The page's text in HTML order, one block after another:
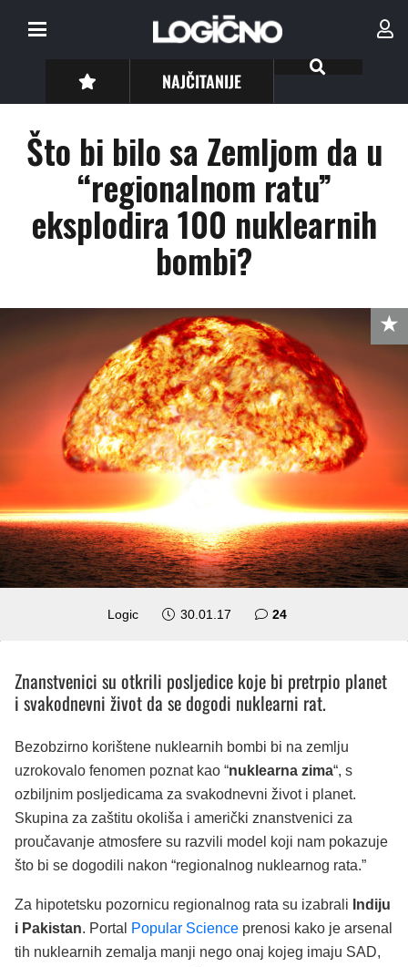
NAJČITANIJE
Što bi bilo sa Zemljom da u
“regionalnom ratu”
eksplodira 100 nuklearnih
bombi?
Logic 30.01.17 24komentara
Znanstvenici su otkrili posljedice koje bi pretrpio planet
i svakodnevni život da se dogodi nuklearni rat.
Bezobzirno korištene nuklearnih bombi bi na zemlju
uzrokovalo fenomen poznat kao “nuklearna zima“, s
ozbiljnim posljedicama za svakodnevni život i planet.
Skupina za zaštitu okoliša i američki znanstvenici za
proučavanje atmosfere su razvili model koji nam pokazuje
što bi se dogodili nakon “regionalnog nuklearnog rata.”
Za hipotetsku pozornicu regionalnog rata su izabrali Indiju
i Pakistan. Portal Popular Science prenosi kako je arsenal
tih nuklearnih zemalja manji nego onaj kojeg imaju SAD,